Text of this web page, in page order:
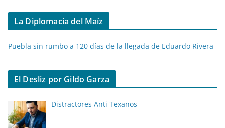
La Diplomacia del Maíz
Puebla sin rumbo a 120 días de la llegada de Eduardo Rivera
El Desliz por Gildo Garza
Distractores Anti Texanos